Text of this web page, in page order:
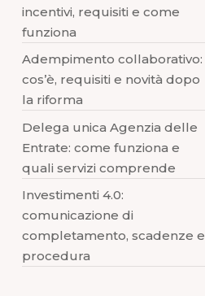
incentivi, requisiti e come
funziona
Adempimento collaborativo:
cos’è, requisiti e novità dopo
la riforma
Delega unica Agenzia delle
Entrate: come funziona e
quali servizi comprende
Investimenti 4.0:
comunicazione di
completamento, scadenze e
procedura